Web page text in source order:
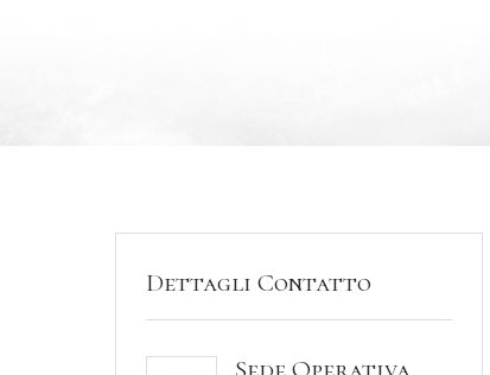
Dettagli Contatto